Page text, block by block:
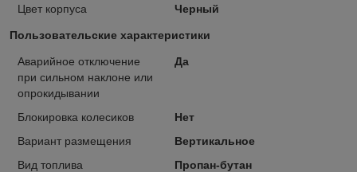
Цвет корпуса Черный
Пользовательские характеристики
Аварийное отключение
при сильном наклоне или
опрокидывании
Да
Блокировка колесиков
Нет
Вариант размещения
Вертикальное
Вид топлива
Пропан-бутан